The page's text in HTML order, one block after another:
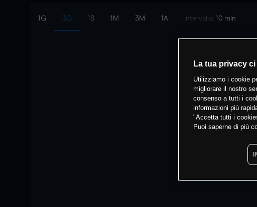
1G 3G 1S 1M 3M 1A Intervallo: 10 min
La tua privacy
Utilizziamo i cookie
migliorare il nostro
consenso a tutti i
informazioni più
"Accetta tutti i
Puoi saperne di più